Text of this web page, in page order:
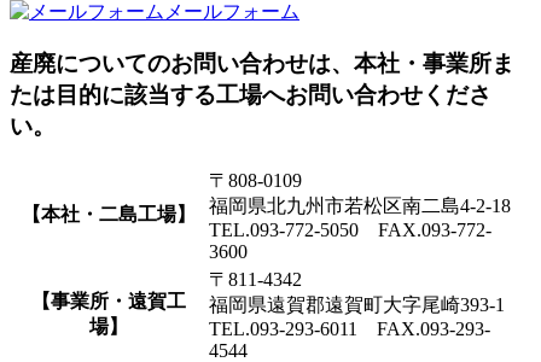
メールフォーム
産廃についてのお問い合わせは、本社・事業所ま
たは目的に該当する工場へお問い合わせくださ
い。
【本社・二島工場】
〒808-0109
福岡県北九州市若松区南二島4-2-18
TEL.093-772-5050 FAX.093-772-
3600
【事業所・遠賀工
場】
〒811-4342
福岡県遠賀郡遠賀町大字尾崎393-1
TEL.093-293-6011 FAX.093-293-
4544